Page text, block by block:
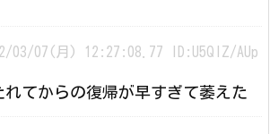
03/07(月) 12:27:08.77 ID:U5QlZ/AUp
てからの復帰が早すぎて萎えた